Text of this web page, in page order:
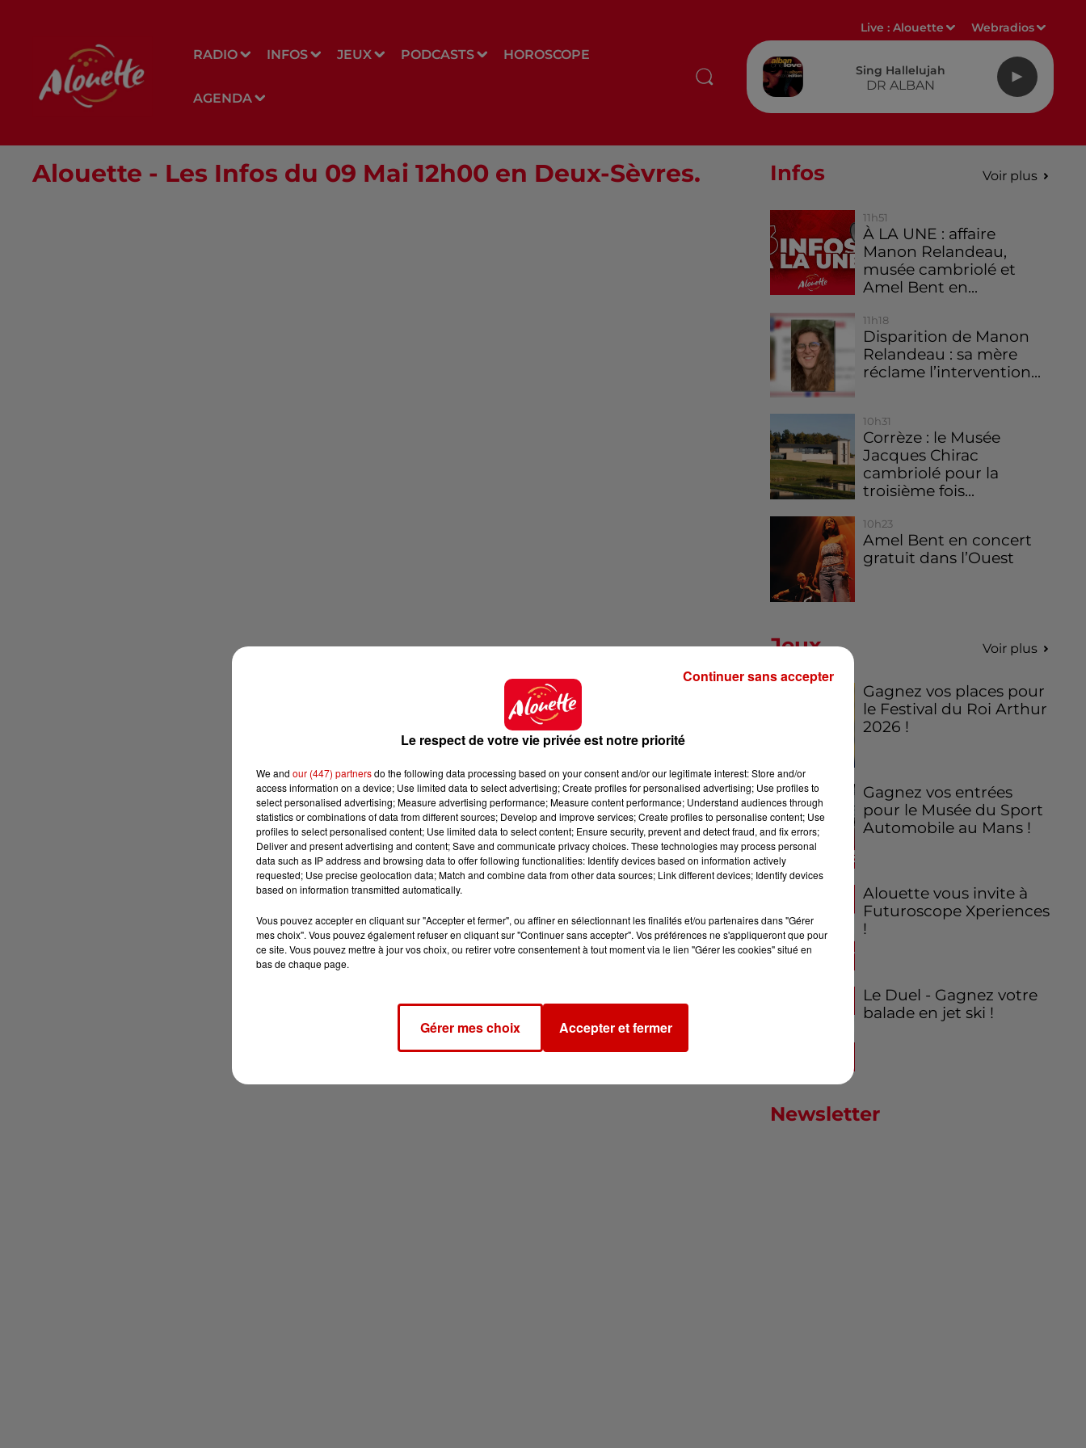
RADIO INFOS JEUX PODCASTS HOROSCOPE
AGENDA
Live :Alouette Webradios
Sing Hallelujah
DR ALBAN
Alouette - Les Infos du 09 Mai 12h00 en Deux-Sèvres. Infos Voir plus
11h51
À LA UNE : affaire
Manon Relandeau,
musée cambriolé et
Amel Bent en...
11h18
Disparition de Manon
Relandeau : sa mère
réclame l’intervention...
10h31
Corrèze : le Musée
Jacques Chirac
cambriolé pour la
troisième fois...
10h23
Amel Bent en concert
gratuit dans l’Ouest
Jeux Voir plus
Gagnez vos places pour
le Festival du Roi Arthur
2026 !
Gagnez vos entrées
pour le Musée du Sport
Automobile au Mans !
Alouette vous invite à
Futuroscope Xperiences
!
Le Duel - Gagnez votre
balade en jet ski !
Newsletter
Le respect de votre vie privée est notre priorité
We and our (447) partnersdo the following data processing based on your consent and/or our legitimate interest: Store and/or
access information on a device; Use limited data to select advertising; Create profiles for personalised advertising; Use profiles to
select personalised advertising; Measure advertising performance; Measure content performance; Understand audiences through
statistics or combinations of data from different sources; Develop and improve services; Create profiles to personalise content; Use
profiles to select personalised content; Use limited data to select content; Ensure security, prevent and detect fraud, and fix errors;
Deliver and present advertising and content; Save and communicate privacy choices. These technologies may process personal
data such as IP address and browsing data to offer following functionalities: Identify devices based on information actively
requested; Use precise geolocation data; Match and combine data from other data sources; Link different devices; Identify devices
based on information transmitted automatically.
Vous pouvez accepter en cliquant sur "Accepter et fermer", ou affiner en sélectionnant les finalités et/ou partenaires dans "Gérer
mes choix". Vous pouvez également refuser en cliquant sur "Continuer sans accepter". Vos préférences ne s'appliqueront que pour
ce site. Vous pouvez mettre à jour vos choix, ou retirer votre consentement à tout moment via le lien "Gérer les cookies" situé en
bas de chaque page.
Gérer mes choix Accepter et fermer
Continuer sans accepter